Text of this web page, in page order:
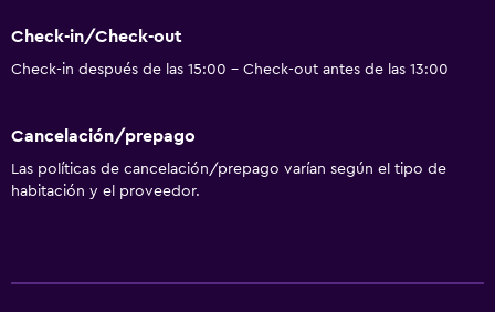
Baño privado
Servicios y facilidades
Servicio de despertador
Instalaciones para reuniones
Check-in/Check-out
Check-in después de las 15:00 - Check-out antes de las 13:00
Cancelación/prepago
Las políticas de cancelación/prepago varían según el tipo de
habitación y el proveedor.